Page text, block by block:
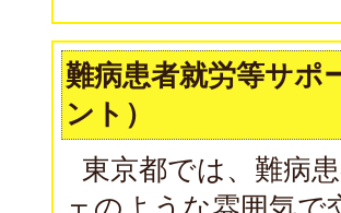
難病患者就労等サポ
ント）
東京都では、難病